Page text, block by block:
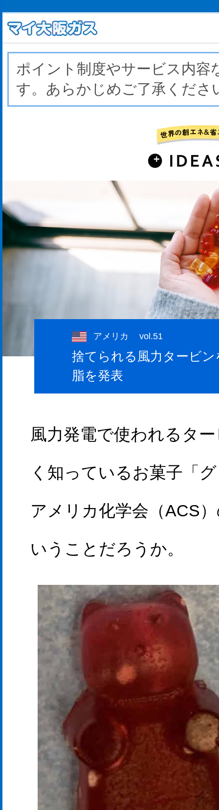
ポイント制度やサービス内容
す。あらかじめご了承くださ
アメリカ vol.51
捨てられる風力タービ
脂を発表
風力発電で使われるタ
く知っているお菓子「
アメリカ化学会（ACS
いうことだろうか。